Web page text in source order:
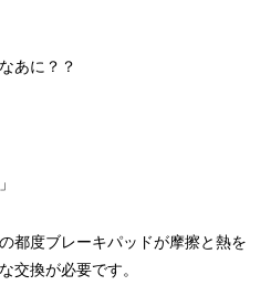
あに？？
都度ブレーキパッドが摩擦と熱を
交換が必要です。